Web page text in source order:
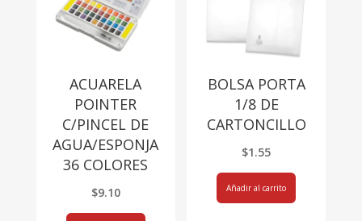
ACUARELA
POINTER
C/PINCEL DE
AGUA/ESPONJA
36 COLORES
$9.10
BOLSA PORTA
1/8 DE
CARTONCILLO
$1.55
Añadir al carrito